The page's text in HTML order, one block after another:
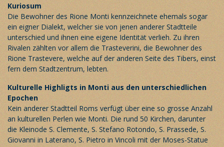
Kuriosum
Die Bewohner des Rione Monti kennzeichnete ehemals sogar
ein eigner Dialekt, welcher sie von jenen anderer Stadtteile
unterschied und ihnen eine eigene Identität verlieh. Zu ihren
Rivalen zählten vor allem die Trasteverini, die Bewohner des
Rione Trastevere, welche auf der anderen Seite des Tibers, einst
fern dem Stadtzentrum, lebten.
Kulturelle Highligts in Monti aus den unterschiedlichen
Epochen
Kein anderer Stadtteil Roms verfügt über eine so grosse Anzahl
an kulturellen Perlen wie Monti. Die rund 50 Kirchen, darunter
die Kleinode S. Clemente, S. Stefano Rotondo, S. Prassede, S.
Giovanni in Laterano, S. Pietro in Vincoli mit der Moses-Statue